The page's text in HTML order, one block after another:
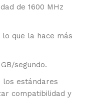
de 1600 MHz
lo que la hace más
segundo.
los estándares
compatibilidad y